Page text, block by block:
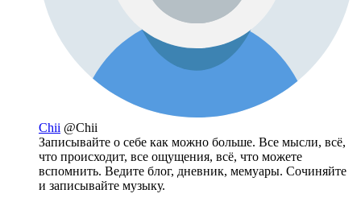
Chii @Chii
Записывайте о себе как можно больше. Все мысли, всё,
что происходит, все ощущения, всё, что можете
вспомнить. Ведите блог, дневник, мемуары. Сочиняйте
и записывайте музыку.